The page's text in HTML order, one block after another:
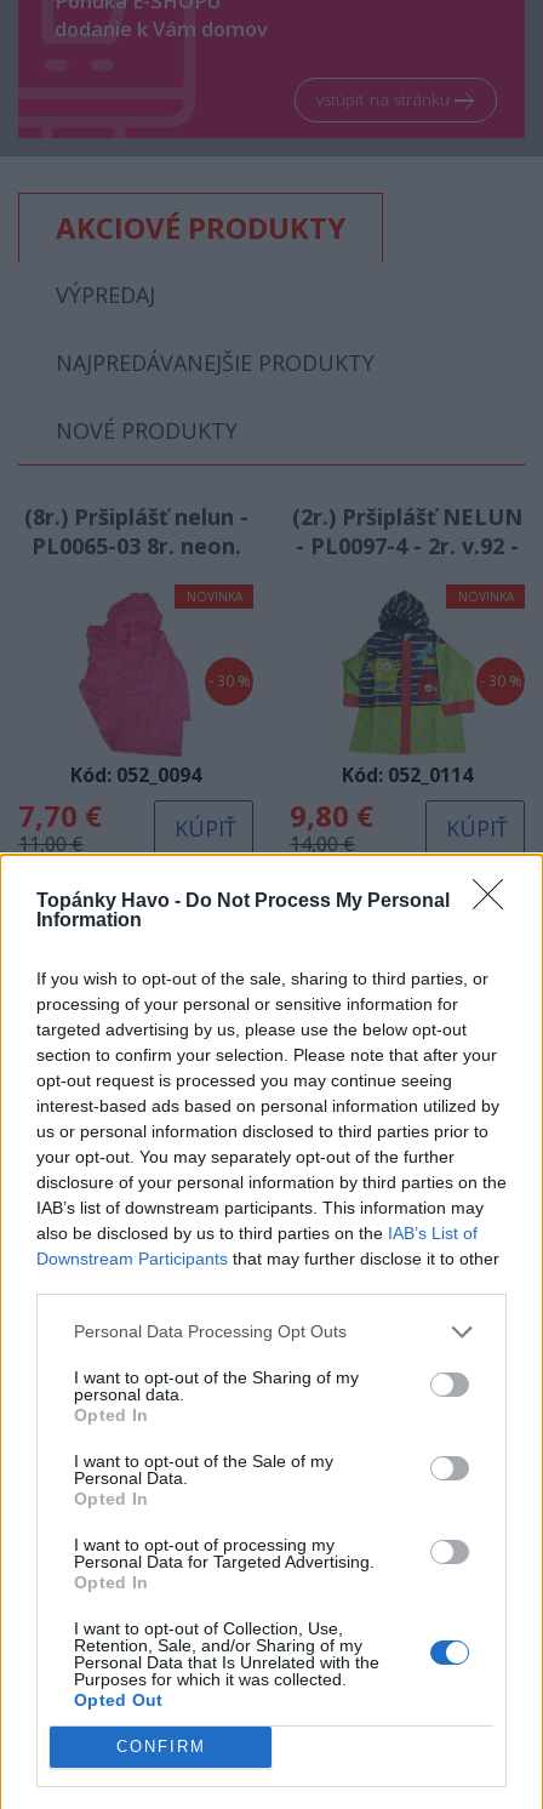
Topánky Havo - Do Not Process My Personal
Information
If you wish to opt-out of the sale, sharing to third parties, or
processing of your personal or sensitive information for
targeted advertising by us, please use the below opt-out
section to confirm your selection. Please note that after your
opt-out request is processed you may continue seeing
interest-based ads based on personal information utilized by
us or personal information disclosed to third parties prior to
your opt-out. You may separately opt-out of the further
disclosure of your personal information by third parties on the
IAB’s list of downstream participants. This information may
also be disclosed by us to third parties on the IAB’s List of
Downstream Participants that may further disclose it to other
Personal Data Processing Opt Outs
I want to opt-out of the Sharing of my
personal data.
Opted In
I want to opt-out of the Sale of my
Personal Data.
Opted In
I want to opt-out of processing my
Personal Data for Targeted Advertising.
Opted In
I want to opt-out of Collection, Use,
Retention, Sale, and/or Sharing of my
Personal Data that Is Unrelated with the
Purposes for which it was collected.
Opted Out
CONFIRM
dodanie k Vám domov
vstúpiť na stránku
AKCIOVÉ PRODUKTY
VÝPREDAJ
NAJPREDÁVANEJŠIE PRODUKTY
NOVÉ PRODUKTY
(8r.) Pršiplášť nelun -
PL0065-03 8r. neon.
- 30 %
NOVINKA
Kód: 052_0094
7,70 €
11,00 €
KÚPIŤ
(2r.) Pršiplášť NELUN
- PL0097-4 - 2r. v.92 -
š39/r28)
- 30 %
NOVINKA
Kód: 052_0114
9,80 €
14,00 €
KÚPIŤ
(6-9m) Pršiplášť
modrý č.74
- 30 %
NOVINKA
Kód: 084_0001
15,75 €
22,50 €
KÚPIŤ
Mačka (v48/š39/r28)
- 30 %
Kód: 052_0111
9,80 €
14,00 €
KÚPIŤ
PL0065-20 - 8r. neon.
žltá (v65/š47/r27)
7,70 €
11,00 €
KÚPIŤ
DIEVČENSKÉ TOPÁNKY